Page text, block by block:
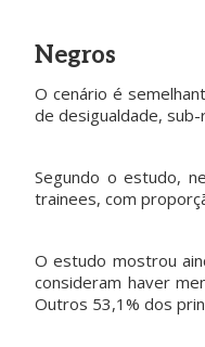
Negros
O cenário é
de desigualdade,
Segundo o estudo,
trainees, com
O estudo mostrou
consideram haver
Outros 53,1% dos
pvmulher